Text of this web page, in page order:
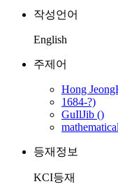
작성언어
English
주제어
Hong
1684-?)
GuIlJib ()
등재정보
KCI등재